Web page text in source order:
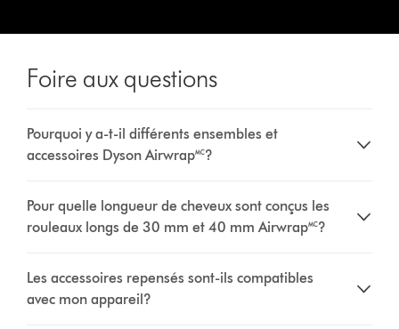
Foire aux questions
Pourquoi y a-t-il différents ensembles et
accessoires Dyson Airwrap🅪?
Pour quelle longueur de cheveux sont conçus les
rouleaux longs de 30 mm et 40 mm Airwrap🅪?
Les accessoires repensés sont-ils compatibles
avec mon appareil?